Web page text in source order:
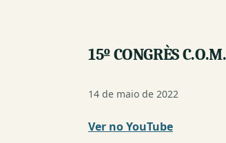
15º CONGRÈS
14 de maio de 2022
Ver no YouTube
(nova